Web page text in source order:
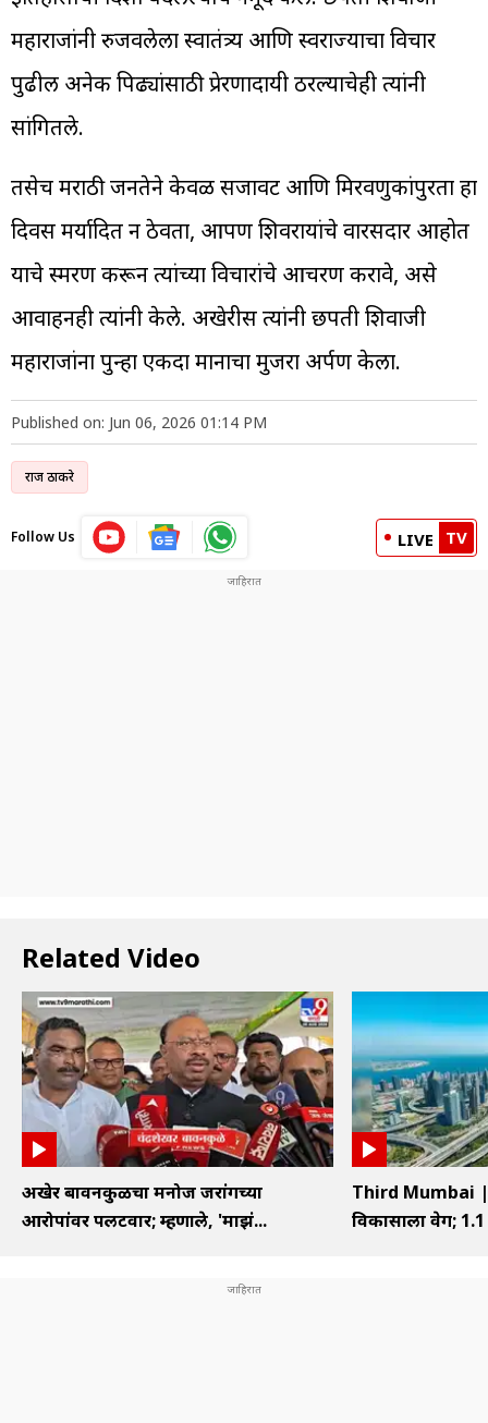
महाराजांनी रुजवलेला स्वातंत्र्य आणि स्वराज्याचा विचार
पुढील अनेक पिढ्यांसाठी प्रेरणादायी ठरल्याचेही त्यांनी
सांगितले.
तसेच मराठी जनतेने केवळ सजावट आणि मिरवणुकांपुरता हा
दिवस मर्यादित न ठेवता, आपण शिवरायांचे वारसदार आहोत
याचे स्मरण करून त्यांच्या विचारांचे आचरण करावे, असे
आवाहनही त्यांनी केले. अखेरीस त्यांनी छत्रपती शिवाजी
महाराजांना पुन्हा एकदा मानाचा मुजरा अर्पण केला.
Published on: Jun 06, 2026 01:14 PM
राज ठाकरे
Follow Us LIVE TV
Related Video
अखेर बावनकुळेंचा मनोज जरांगेंच्या
आरोपांवर पलटवार; म्हणाले, 'माझं...
Third Mumbai |
विकासाला वेग;